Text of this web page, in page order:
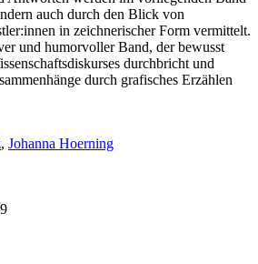
auch durch den Blick von
in zeichnerischer Form vermittelt.
und humorvoller Band, der bewusst
durchbricht und
durch grafisches Erzählen
, Johanna Hoerning